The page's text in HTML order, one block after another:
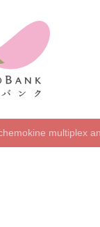
multiplex